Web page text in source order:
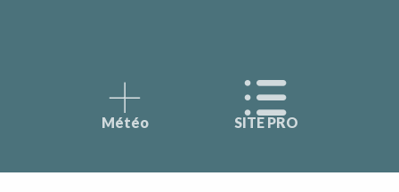
Météo SITE PRO